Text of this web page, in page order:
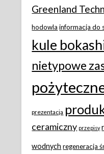
Greenland
hodowla informacja do
kule
nietypowe
prezentacja
ceramiczny przepisy
wodnych regeneracja